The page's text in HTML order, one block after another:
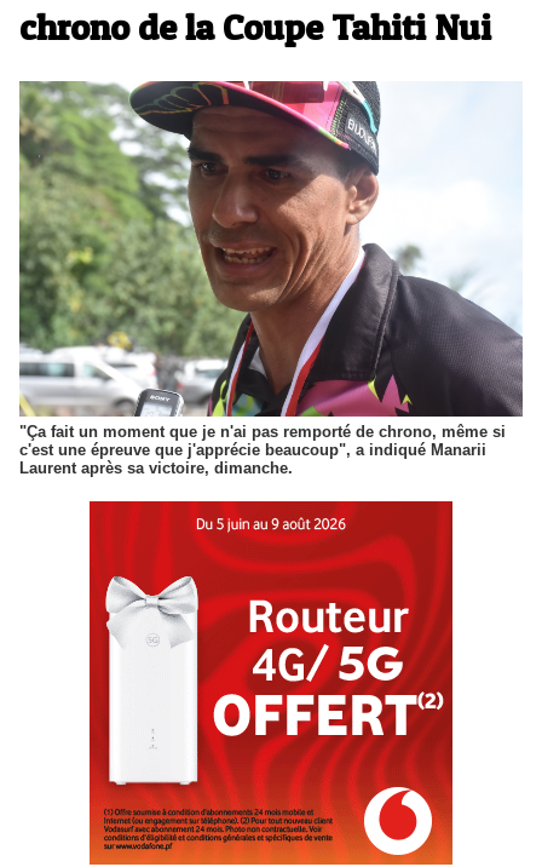
chrono de la Coupe Tahiti Nui
"Ça fait un moment que je n'ai pas remporté de chrono, même si
c'est une épreuve que j'apprécie beaucoup", a indiqué Manarii
Laurent après sa victoire, dimanche.